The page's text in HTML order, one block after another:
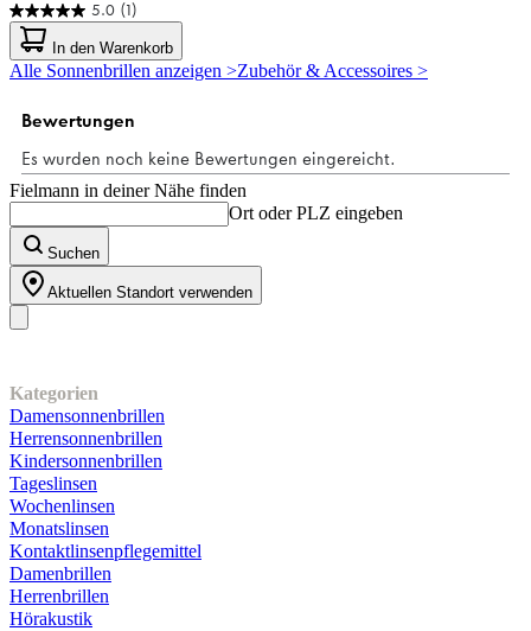
5.0 (1)
5.0
von
5
Sternen.
Bewertung
In den Warenkorb
Alle Sonnenbrillen anzeigen >Zubehör & Accessoires >
Fielmann in deiner Nähe finden
Ort oder PLZ eingeben
Suchen
Aktuellen Standort verwenden
Kategorien
Damensonnenbrillen
Herrensonnenbrillen
Kindersonnenbrillen
Tageslinsen
Wochenlinsen
Monatslinsen
Kontaktlinsenpflegemittel
Damenbrillen
Herrenbrillen
Hörakustik